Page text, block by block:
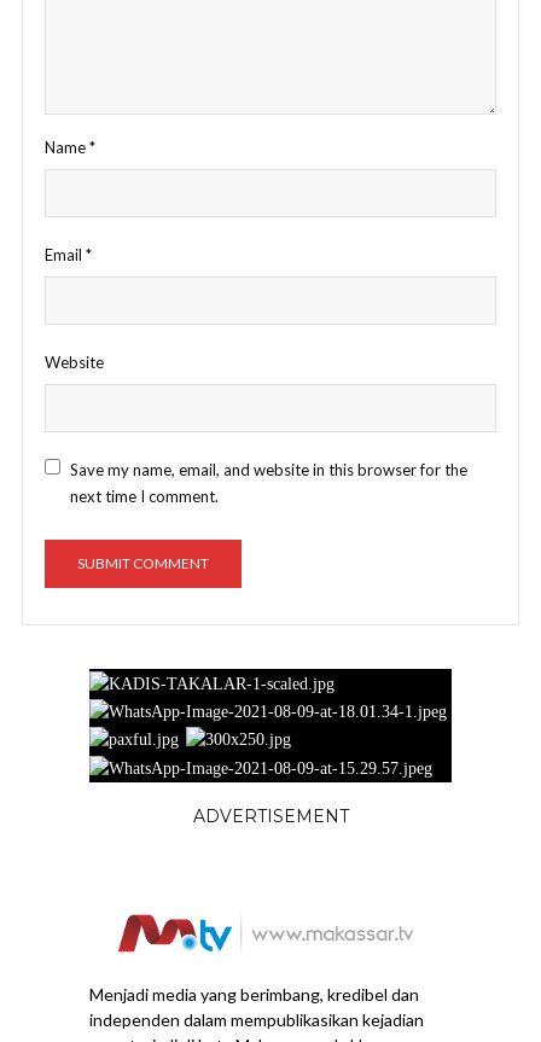
Name*
Email *
Website
Save my name, email, and website in this browser for the
next time I comment.
ADVERTISEMENT
Menjadi media yang berimbang, kredibel dan
independen dalam mempublikasikan kejadian